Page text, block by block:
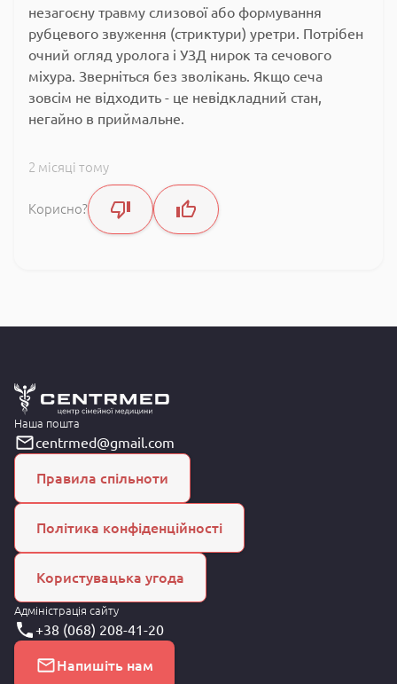
незагоєну травму слизової або формування
рубцевого звуження (стриктури) уретри. Потрібен
очний огляд уролога і УЗД нирок та сечового
міхура. Зверніться без зволікань. Якщо сеча
зовсім не відходить - це невідкладний стан,
негайно в приймальне.
2 місяці тому
Корисно?
Наша пошта
centrmed@gmail.com
Правила спільноти
Політика конфіденційності
Користувацька угода
Адміністрація сайту
+38 (068) 208-41-20
Напишіть нам